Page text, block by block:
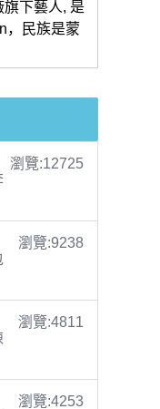
下藝人, 是
，民族是蒙
瀏覽:12725
瀏覽:9238
瀏覽:4811
瀏覽:4253